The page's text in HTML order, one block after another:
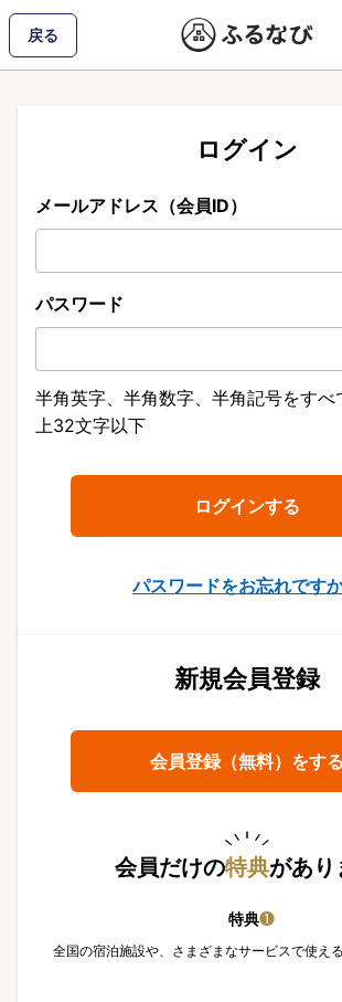
戻る
ログイン
メールアドレス（会員ID）
パスワード
半角英字、半角数字、半角記号をすべ
上32文字以下
パスワードをお忘れです
新規会員登録
会員登録（無料）をする
会員だけの特典があり
特典❶
全国の宿泊施設や、さまざまなサービスで使え